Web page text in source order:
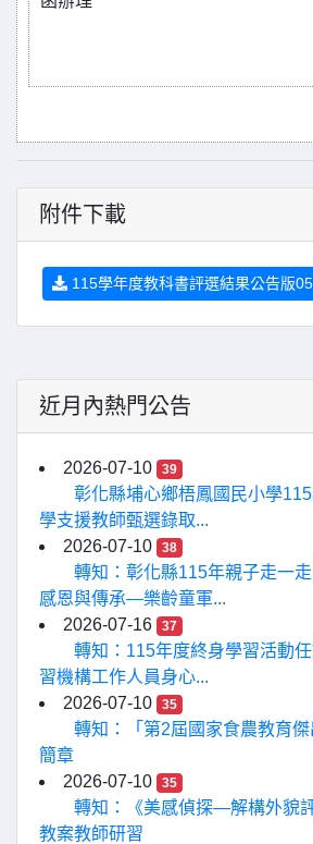
附件下載
115學年度教科書評選結果公告版
近月內熱門公告
2026-07-10 39
彰化縣埔心鄉梧鳳國民小學
學支援教師甄選錄取...
2026-07-10
38
轉知：彰化縣115年親子走一
感恩與傳承—樂齡童軍...
2026-07-16
37
轉知：115年度終身學習活動
習機構工作人員身心...
2026-07-10
35
轉知：「第2屆國家食農教育
簡章
2026-07-10
35
轉知：《美感偵探—解構外貌
教案教師研習